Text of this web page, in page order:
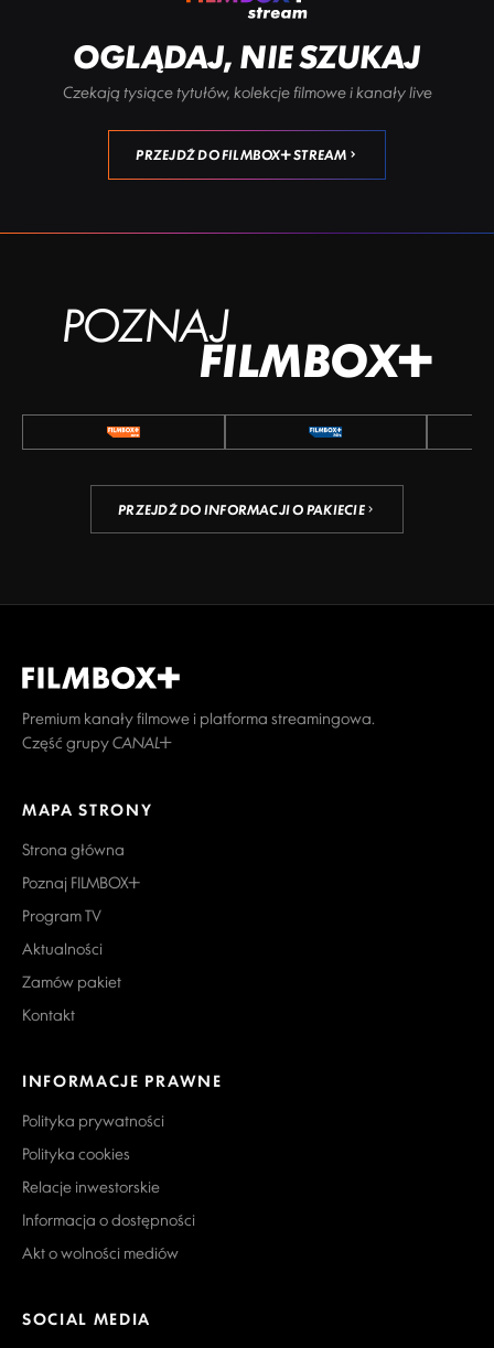
OGLĄDAJ, NIE SZUKAJ
Czekają tysiące tytułów, kolekcje filmowe i kanały live
PRZEJDŹ DO FILMBOX+ STREAM
POZNAJ
FILMBOX+
PRZEJDŹ DO INFORMACJI O PAKIECIE
Premium kanały filmowe i platforma streamingowa.
Część grupy CANAL+
MAPA STRONY
Strona główna
Poznaj FILMBOX+
Program TV
Aktualności
Zamów pakiet
Kontakt
INFORMACJE PRAWNE
Polityka prywatności
Polityka cookies
Relacje inwestorskie
Informacja o dostępności
Akt o wolności mediów
SOCIAL MEDIA